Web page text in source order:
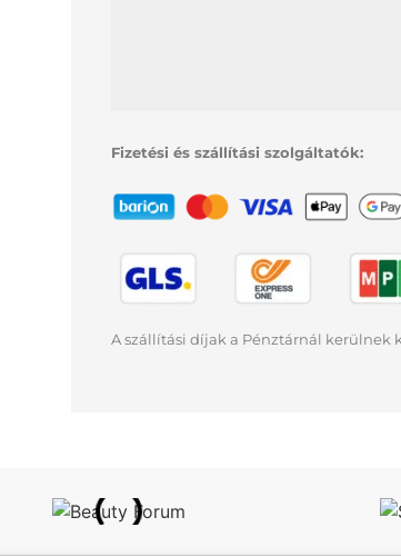
Fizetési és szállítási szolgáltatók:
A szállítási díjak a Pénztárnál kerülnek